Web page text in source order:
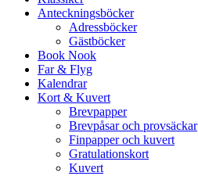
Anteckningsböcker
Adressböcker
Gästböcker
Book Nook
Far & Flyg
Kalendrar
Kort & Kuvert
Brevpapper
Brevpåsar och provsäckar
Finpapper och kuvert
Gratulationskort
Kuvert